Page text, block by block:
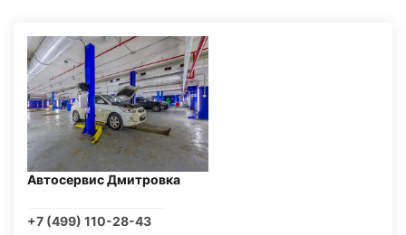
Автосервис Дмитровка
+7 (499) 110-28-43